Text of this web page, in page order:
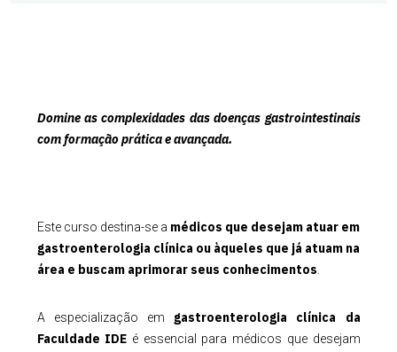
Domine as complexidades das doenças gastrointestinais
com formação prática e avançada.
Este curso destina-se a médicos que desejam atuar em
gastroenterologia clínica ou àqueles que já atuam na
área e buscam aprimorar seus conhecimentos
A especialização em gastroenterologia clínica da
Faculdade IDE é essencial para médicos que desejam